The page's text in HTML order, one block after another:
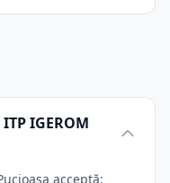
IGEROM
acceptă: